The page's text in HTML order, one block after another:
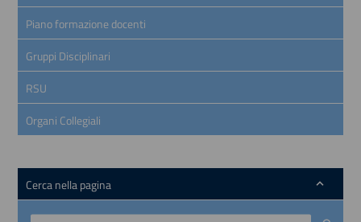
Piano formazione docenti
Gruppi Disciplinari
RSU
Organi Collegiali
Cerca nella pagina